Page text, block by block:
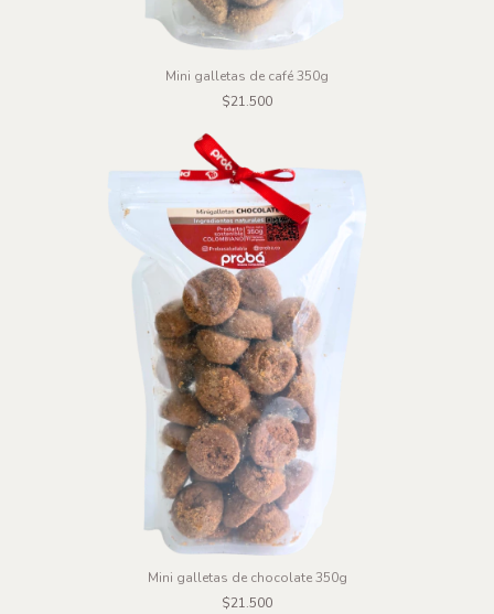
Mini galletas de café 350g
$21.500
Mini galletas de chocolate 350g
$21.500